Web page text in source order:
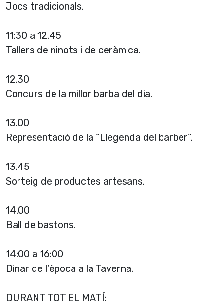
Jocs tradicionals.
11:30 a 12.45
Tallers de ninots i de ceràmica.
12.30
Concurs de la millor barba del dia.
13.00
Representació de la “Llegenda del barber”.
13.45
Sorteig de productes artesans.
14.00
Ball de bastons.
14:00 a 16:00
Dinar de l’època a la Taverna.
DURANT TOT EL MATÍ: